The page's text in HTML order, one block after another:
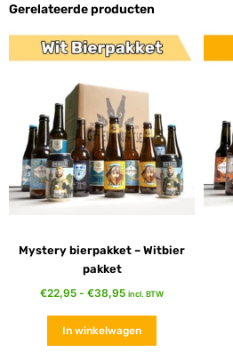
Gerelateerde producten
Mystery bierpakket – Witbier
pakket
€22,95 - €38,95 incl. BTW
In winkelwagen